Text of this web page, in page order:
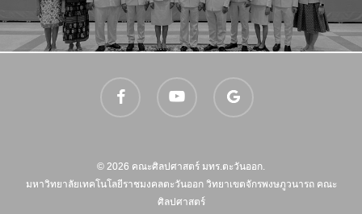
plus
© 2026 คณะศิลปศาสตร์ มทร.ตะวันออก.
มหาวิทยาลัยเทคโนโลยีราชมงคลตะวันออก วิทยาเขตจักรพงษภูวนารถ คณะ
ศิลปศาสตร์